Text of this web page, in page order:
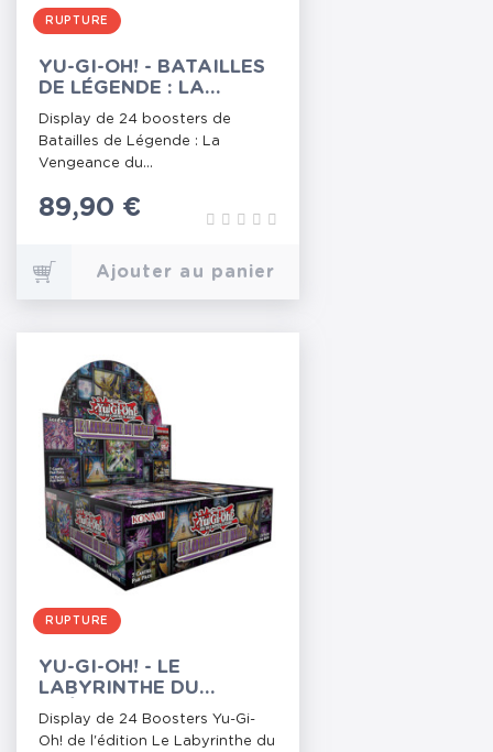
RUPTURE
YU-GI-OH! - BATAILLES
DE LÉGENDE : LA
VENGEANCE DU
TERMINAL - 24
BOOSTERS
Display de 24 boosters de
Batailles de Légende : La
Vengeance du...
Prix
89,90 €
Ajouter au panier
RUPTURE
YU-GI-OH! - LE
LABYRINTHE DU
MAÎTRE - 24 BOOSTERS
Display de 24 Boosters Yu-Gi-
Oh! de l'édition Le Labyrinthe du